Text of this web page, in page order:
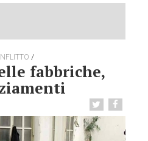
/
fabbriche,